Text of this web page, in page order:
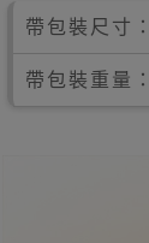
帶包裝尺
帶包裝重量